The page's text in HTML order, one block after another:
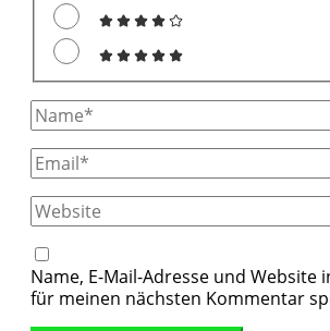
Full
Name
Email
Website
Name, E-Mail-Adresse und Website
für meinen nächsten Kommentar